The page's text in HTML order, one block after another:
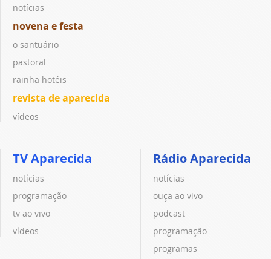
notícias
novena e festa
o santuário
pastoral
rainha hotéis
revista de aparecida
vídeos
TV Aparecida
notícias
programação
tv ao vivo
vídeos
Rádio Aparecida
notícias
ouça ao vivo
podcast
programação
programas